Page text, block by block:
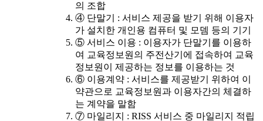
의 조합
④ 단말기 : 서비스 제공을 받기 위해 이용자
가 설치한 개인용 컴퓨터 및 모뎀 등의 기기
⑤ 서비스 이용 : 이용자가 단말기를 이용하
여 교육정보원의 주전산기에 접속하여 교육
정보원이 제공하는 정보를 이용하는 것
⑥ 이용계약 : 서비스를 제공받기 위하여 이
약관으로 교육정보원과 이용자간의 체결하
는 계약을 말함
⑦ 마일리지 : RISS 서비스 중 마일리지 적립